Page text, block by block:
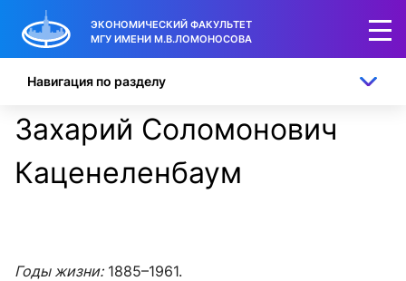
ЭКОНОМИЧЕСКИЙ ФАКУЛЬТЕТ
МГУ ИМЕНИ М.В.ЛОМОНОСОВА
Захарий Соломонович
Каценеленбаум
Навигация по разделу
Годы жизни:1885–1961.